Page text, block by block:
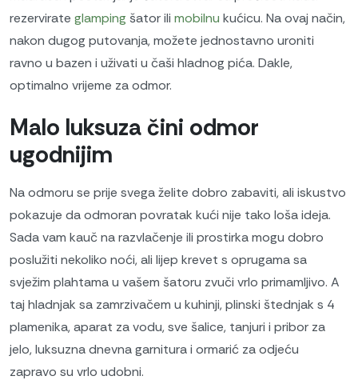
rezervirate glamping šator ili mobilnu kućicu. Na ovaj način,
nakon dugog putovanja, možete jednostavno uroniti
ravno u bazen i uživati ​​u čaši hladnog pića. Dakle,
optimalno vrijeme za odmor.
Malo luksuza čini odmor
ugodnijim
Na odmoru se prije svega želite dobro zabaviti, ali iskustvo
pokazuje da odmoran povratak kući nije tako loša ideja.
Sada vam kauč na razvlačenje ili prostirka mogu dobro
poslužiti nekoliko noći, ali lijep krevet s oprugama sa
svježim plahtama u vašem šatoru zvuči vrlo primamljivo. A
taj hladnjak sa zamrzivačem u kuhinji, plinski štednjak s 4
plamenika, aparat za vodu, sve šalice, tanjuri i pribor za
jelo, luksuzna dnevna garnitura i ormarić za odjeću
zapravo su vrlo udobni.